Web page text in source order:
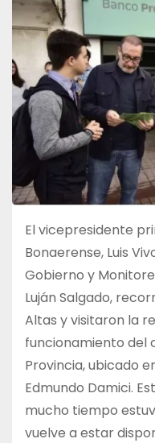
El vicepresidente
Bonaerense, Luis
Gobierno y
Luján Salgado,
Altas y visitaron la
funcionamiento del
Provincia, ubicado
Edmundo Damici.
mucho tiempo
vuelve a estar